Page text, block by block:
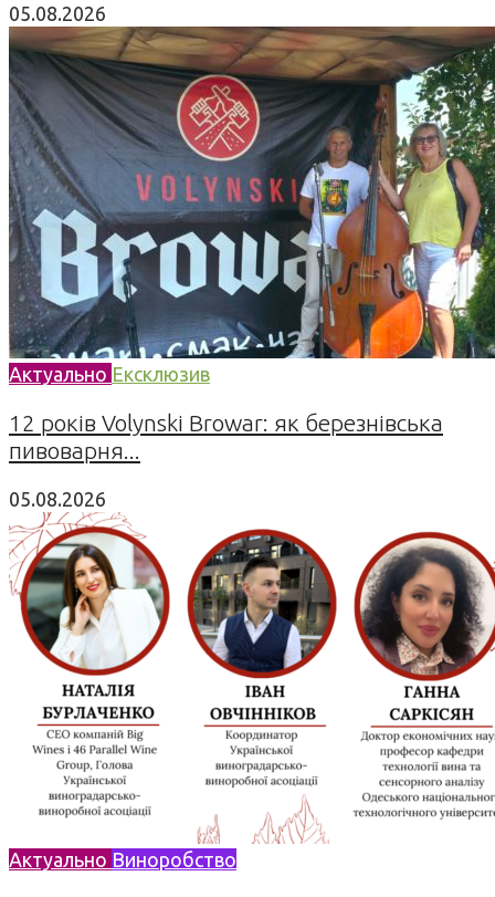
05.08.2026
Актуально Ексклюзив
12 років Volynski Browar: як березнівська
пивоварня...
05.08.2026
Актуально Виноробство